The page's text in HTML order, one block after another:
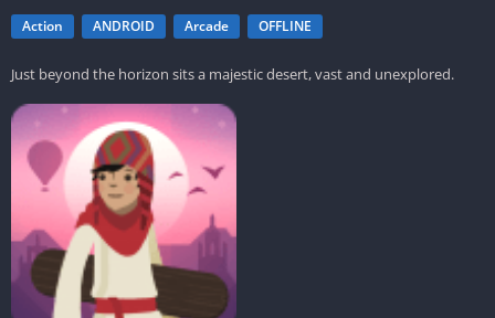
Action ANDROID Arcade OFFLINE
Just beyond the horizon sits a majestic desert, vast and unexplored.